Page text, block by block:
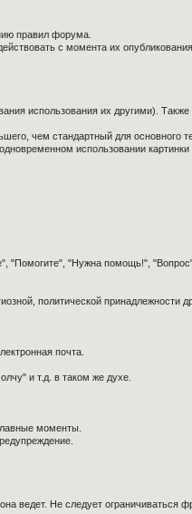
правил форума.
с момента их опубликования.
использования их другими).
чем стандартный для основного
использовании картинки
"Помогите", "Нужна помощь!",
политической принадлежности
почта.
и т.д. в таком же духе.
моменты.
ведет. Не следует ограничиваться